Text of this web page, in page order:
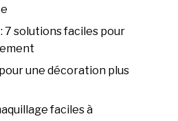
7 solutions faciles pour
une décoration plus
faciles à